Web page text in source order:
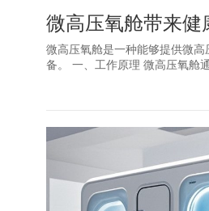
微高压氧舱带来健
微高压氧舱是一种能够提供微
备。 一、工作原理 微高压氧舱